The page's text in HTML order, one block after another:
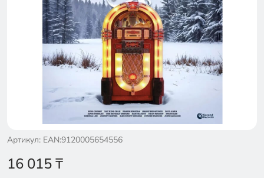
Артикул: EAN:9120005654556
16 015₸